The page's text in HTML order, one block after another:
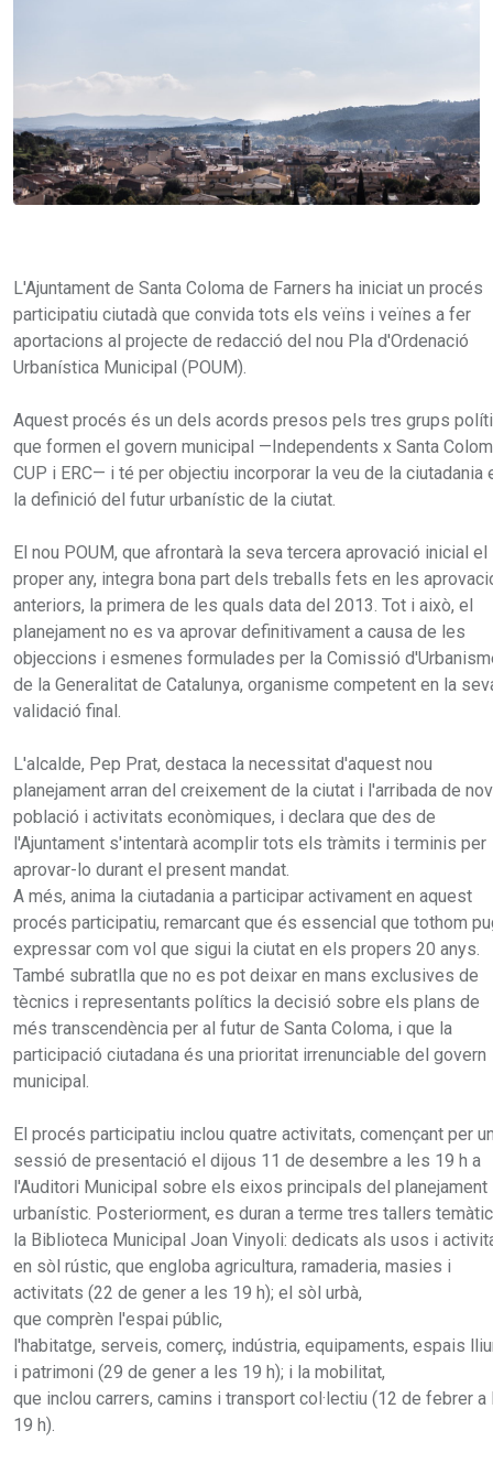
L'Ajuntament de Santa Coloma de Farners ha iniciat un procés
participatiu ciutadà que convida tots els veïns i veïnes a fer
aportacions al projecte de redacció del nou Pla d'Ordenació
Urbanística Municipal (POUM).
Aquest procés és un dels acords presos pels tres grups
que formen el govern municipal —Independents x Santa
CUP i ERC— i té per objectiu incorporar la veu de la ciutadania
la definició del futur urbanístic de la ciutat.
El nou POUM, que afrontarà la seva tercera aprovació inicial el
proper any, integra bona part dels treballs fets en les
anteriors, la primera de les quals data del 2013. Tot i això, el
planejament no es va aprovar definitivament a causa de les
objeccions i esmenes formulades per la Comissió
de la Generalitat de Catalunya, organisme competent en la
validació final.
L'alcalde, Pep Prat, destaca la necessitat d'aquest nou
planejament arran del creixement de la ciutat i l'arribada de
població i activitats econòmiques, i declara que des de
l'Ajuntament s'intentarà acomplir tots els tràmits i terminis per
aprovar-lo durant el present mandat.
A més, anima la ciutadania a participar activament en aquest
procés participatiu, remarcant que és essencial que tothom
expressar com vol que sigui la ciutat en els propers 20 anys.
També subratlla que no es pot deixar en mans exclusives de
tècnics i representants polítics la decisió sobre els plans de
més transcendència per al futur de Santa Coloma, i que la
participació ciutadana és una prioritat irrenunciable del govern
municipal.
El procés participatiu inclou quatre activitats, començant per
sessió de presentació el dijous 11 de desembre a les 19 h a
l'Auditori Municipal sobre els eixos principals del planejament
urbanístic. Posteriorment, es duran a terme tres tallers
la Biblioteca Municipal Joan Vinyoli: dedicats als usos i
en sòl rústic, que engloba agricultura, ramaderia, masies i
activitats (22 de gener a les 19 h); el sòl urbà,
que comprèn l'espai públic,
l'habitatge, serveis, comerç, indústria, equipaments, espais
i patrimoni (29 de gener a les 19 h); i la mobilitat,
que inclou carrers, camins i transport col·lectiu (12 de febrer a
19 h).